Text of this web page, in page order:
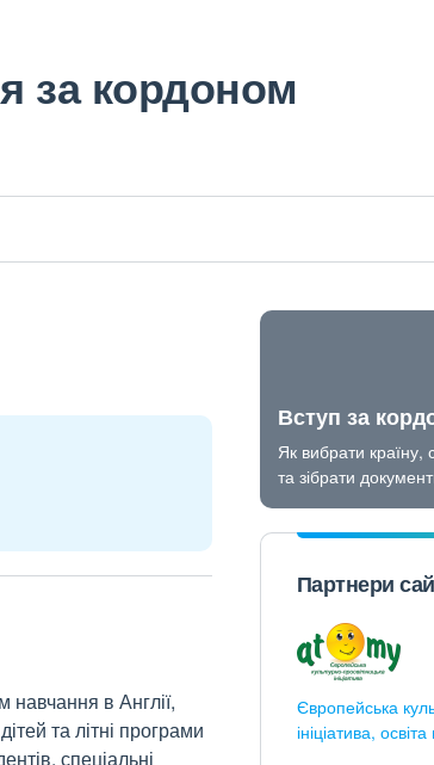
за кордоном
в Англії,
та літні програми
спеціальні
Вступ за
Як вибрати країну,
та зібрати
Партнери
Європейська
ініціатива,